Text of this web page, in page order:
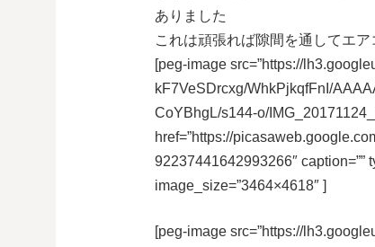
ありました
これは頑張れば隙間を通してエ
[peg-image src=”https://
kF7VeSDrcxg/WhkPjkqfFnI/
CoYBhgL/s144-o/
href=”https://
92237441642993266″ caption=””
image_size=”3464×4618″ ]
[peg-image src=”https://